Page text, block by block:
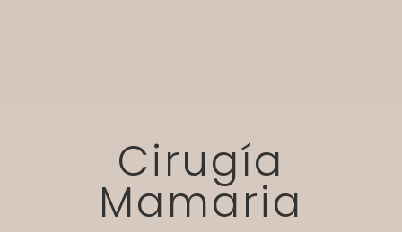
Cirugía
Mamaria